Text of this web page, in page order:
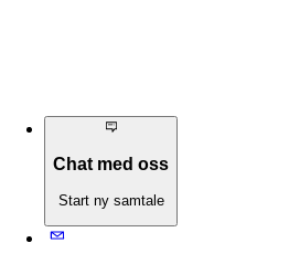
Chat med oss
Start ny samtale